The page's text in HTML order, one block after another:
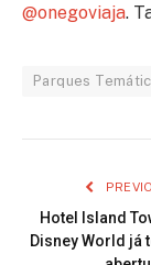
@onegoviaja.
Parques
Hotel Island
Disney World já